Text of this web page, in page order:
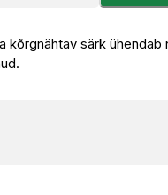
kõrgnähtav särk